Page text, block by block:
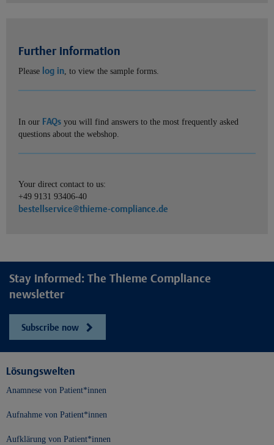
Further information
Please log in, to view the sample forms.
In our FAQs you will find answers to the most frequently asked
questions about the webshop.
Your direct contact to us:
+49 9131 93406-40
bestellservice@thieme-compliance.de
Stay informed: The Thieme Compliance
newsletter
Subscribe now
Lösungswelten
Anamnese von Patient*innen
Aufnahme von Patient*innen
Aufklärung von Patient*innen